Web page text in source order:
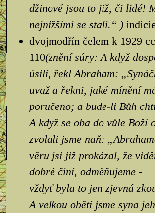
džinové jsou to již, či lidé!
nejnižšími se stali.“ )
dvojmodřín čelem k 1929
110(znění súry: A když
úsilí, řekl Abraham:
uvaž a řekni, jaké mínění
poručeno; a bude-li Bůh
A když se oba do vůle Boží
zvolali jsme naň:
věru jsi již prokázal, že
dobré činí, odměňujeme -
vždyť byla to jen zjevná
A velkou obětí jsme syna